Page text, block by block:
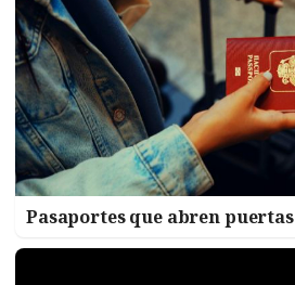
Pasaportes que abren puertas